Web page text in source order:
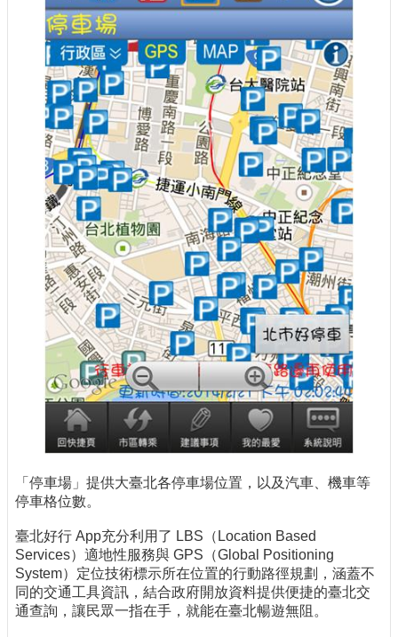
「停車場」提供大臺北各停車場位置，以及汽車、機車等
停車格位數。
臺北好行 App充分利用了 LBS（Location Based
Services）適地性服務與 GPS（Global Positioning
System）定位技術標示所在位置的行動路徑規劃，涵蓋不
同的交通工具資訊，結合政府開放資料提供便捷的臺北交
通查詢，讓民眾一指在手，就能在臺北暢遊無阻。